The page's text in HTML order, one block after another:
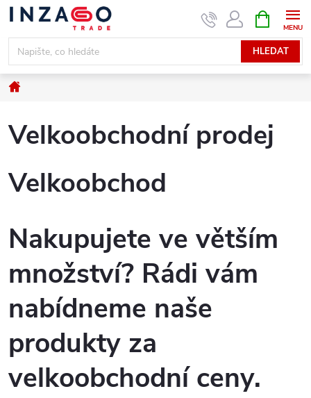
Přejít
obsah
HLEDAT
NÁKUPNÍ
KOŠÍK
Domů
Velkoobchodní prodej
Velkoobchod
Nakupujete ve větším
množství? Rádi vám
nabídneme naše
produkty za
velkoobchodní ceny.